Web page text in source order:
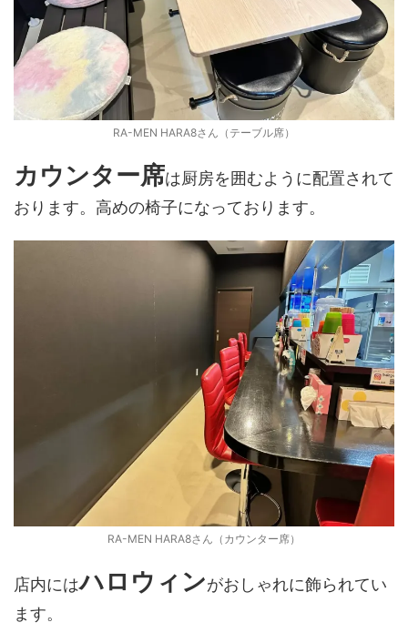
RA-MEN HARA8さん（テーブル席）
カウンター席は厨房を囲むように配置されて
おります。高めの椅子になっております。
RA-MEN HARA8さん（カウンター席）
店内にはハロウィンがおしゃれに飾られてい
ます。